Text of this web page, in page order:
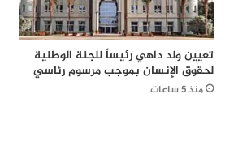
تعيين ولد داهي رئيساً للجنة الوطنية
لحقوق الإنسان بموجب مرسوم رئاسي
منذ 5 ساعات